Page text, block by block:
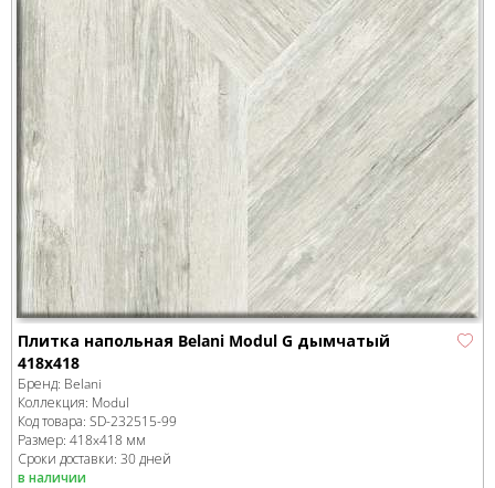
Плитка напольная Belani Modul G дымчатый
418x418
Бренд: Belani
Коллекция: Modul
Код товара: SD-232515-99
Размер: 418x418 мм
Сроки доставки: 30 дней
в наличии